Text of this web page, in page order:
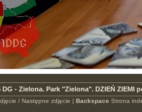
DG - Zielona. Park "Zielona". DZIEŃ ZIEMI
/ Następne zdjęcie | Backspace Strona